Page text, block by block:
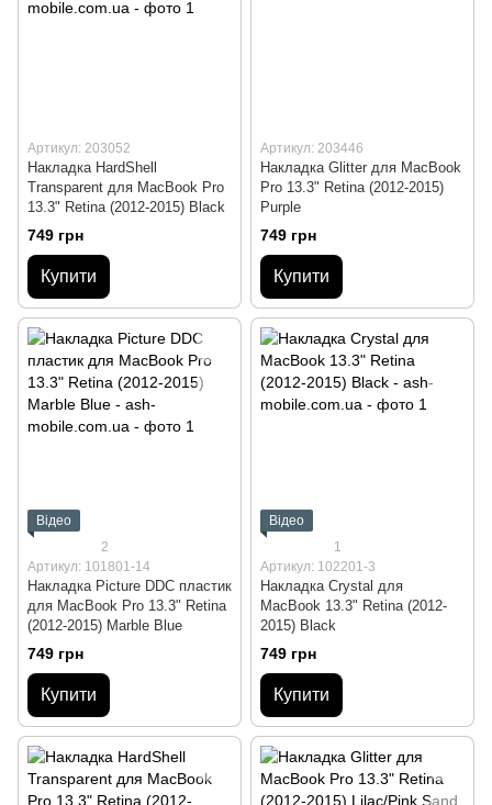
Артикул: 203052
Накладка HardShell
Transparent для MacBook Pro
13.3" Retina (2012-2015) Black
749 грн
Купити
Артикул: 203446
Накладка Glitter для MacBook
Pro 13.3" Retina (2012-2015)
Purple
749 грн
Купити
Відео
2
Артикул: 101801-14
Накладка Picture DDC пластик
для MacBook Pro 13.3" Retina
(2012-2015) Marble Blue
749 грн
Купити
Відео
1
Артикул: 102201-3
Накладка Crystal для
MacBook 13.3" Retina (2012-
2015) Black
749 грн
Купити